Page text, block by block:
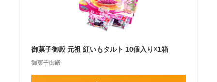
御菓子御殿 元祖 紅いもタルト 10個入り×1箱
御菓子御殿